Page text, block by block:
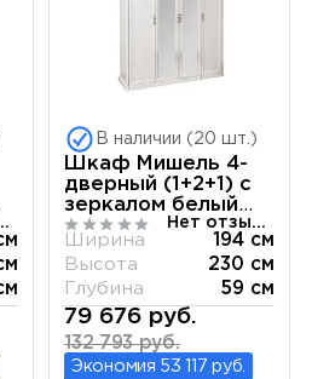
В наличии (20 шт.)
Шкаф Мишель 4-
дверный (1+2+1) с
зеркалом белый
матовый
Нет отзывов
Ширина
194 см
Высота
230 см
Глубина
59 см
79 676 руб.
132 793 руб.
Экономия 53 117 руб.